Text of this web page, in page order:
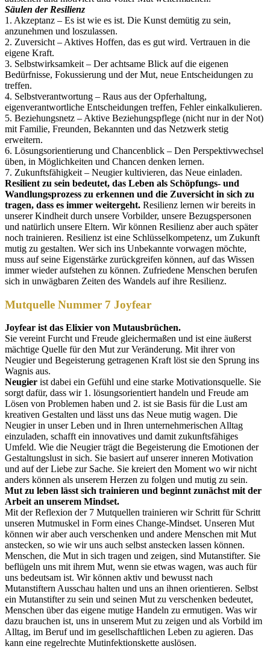
Säulen der Resilienz
1. Akzeptanz – Es ist wie es ist. Die Kunst demütig zu sein,
anzunehmen und loszulassen.
2. Zuversicht – Aktives Hoffen, das es gut wird. Vertrauen in die
eigene Kraft.
3. Selbstwirksamkeit – Der achtsame Blick auf die eigenen
Bedürfnisse, Fokussierung und der Mut, neue Entscheidungen zu
treffen.
4. Selbstverantwortung – Raus aus der Opferhaltung,
eigenverantwortliche Entscheidungen treffen, Fehler einkalkulieren.
5. Beziehungsnetz – Aktive Beziehungspflege (nicht nur in der Not)
mit Familie, Freunden, Bekannten und das Netzwerk stetig
erweitern.
6. Lösungsorientierung und Chancenblick – Den Perspektivwechsel
üben, in Möglichkeiten und Chancen denken lernen.
7. Zukunftsfähigkeit – Neugier kultivieren, das Neue einladen.
Resilient zu sein bedeutet, das Leben als Schöpfungs- und
Wandlungsprozess zu erkennen und die Zuversicht in sich zu
tragen, dass es immer weitergeht. Resilienz lernen wir bereits in
unserer Kindheit durch unsere Vorbilder, unsere Bezugspersonen
und natürlich unsere Eltern. Wir können Resilienz aber auch später
noch trainieren. Resilienz ist eine Schlüsselkompetenz, um Zukunft
mutig zu gestalten. Wer sich ins Unbekannte vorwagen möchte,
muss auf seine Eigenstärke zurückgreifen können, auf das Wissen
immer wieder aufstehen zu können. Zufriedene Menschen berufen
sich in unwägbaren Zeiten des Wandels auf ihre Resilienz.
Mutquelle Nummer 7 Joyfear
Joyfear ist das Elixier von Mutausbrüchen.
Sie vereint Furcht und Freude gleichermaßen und ist eine äußerst
mächtige Quelle für den Mut zur Veränderung. Mit ihrer von
Neugier und Begeisterung getragenen Kraft löst sie den Sprung ins
Wagnis aus.
Neugier ist dabei ein Gefühl und eine starke Motivationsquelle. Sie
sorgt dafür, dass wir 1. lösungsorientiert handeln und Freude am
Lösen von Problemen haben und 2. ist sie Basis für die Lust am
kreativen Gestalten und lässt uns das Neue mutig wagen. Die
Neugier in unser Leben und in Ihren unternehmerischen Alltag
einzuladen, schafft ein innovatives und damit zukunftsfähiges
Umfeld. Wie die Neugier trägt die Begeisterung die Emotionen der
Gestaltungslust in sich. Sie basiert auf unserer inneren Motivation
und auf der Liebe zur Sache. Sie kreiert den Moment wo wir nicht
anders können als unserem Herzen zu folgen und mutig zu sein.
Mut zu leben lässt sich trainieren und beginnt zunächst mit der
Arbeit an unserem Mindset.
Mit der Reflexion der 7 Mutquellen trainieren wir Schritt für Schritt
unseren Mutmuskel in Form eines Change-Mindset. Unseren Mut
können wir aber auch verschenken und andere Menschen mit Mut
anstecken, so wie wir uns auch selbst anstecken lassen können.
Menschen, die Mut in sich tragen und zeigen, sind Mutanstifter. Sie
beflügeln uns mit ihrem Mut, wenn sie etwas wagen, was auch für
uns bedeutsam ist. Wir können aktiv und bewusst nach
Mutanstiftern Ausschau halten und uns an ihnen orientieren. Selbst
ein Mutanstifter zu sein und seinen Mut zu verschenken bedeutet,
Menschen über das eigene mutige Handeln zu ermutigen. Was wir
dazu brauchen ist, uns in unserem Mut zu zeigen und als Vorbild im
Alltag, im Beruf und im gesellschaftlichen Leben zu agieren. Das
kann eine regelrechte Mutinfektionskette auslösen.